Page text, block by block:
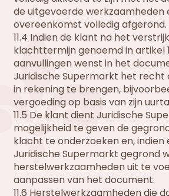
de uitgevoerde werkzaamheden
overeenkomst volledig afgerond.
11.4 Indien de klant na het
klachttermijn genoemd in artikel
aanvullingen wenst in het
Juridische Supermarkt het recht
in rekening te brengen,
vergoeding op basis van zijn
11.5 De klant dient Juridische
mogelijkheid te geven de
klacht te onderzoeken en,
Juridische Supermarkt gegrond
herstelwerkzaamheden uit te
aanpassen van het document.
11.6 Herstelwerkzaamheden die